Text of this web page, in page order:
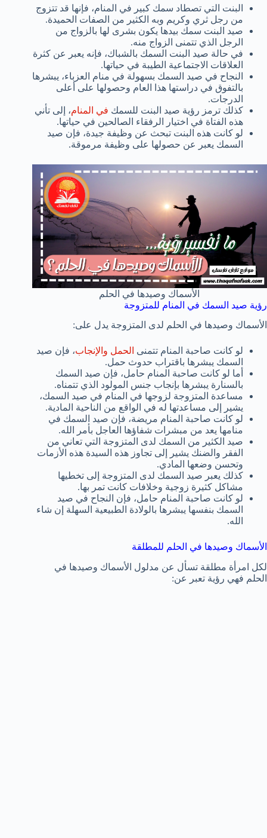
البنت التي تصطاد سمك كبير في المنام، فإنها قد تتزوج
من رجل ثري وكريم وبه الكثير من الصفات الحميدة.
صيد البنت سمك بيدها يكون بشرى لها بالزواج من
الرجل الذي تتمنى الزواج منه.
في حالة صيد البنت السمك بالشباك، فإنه يعبر عن كثرة
العلاقات الاجتماعية الطيبة في حياتها.
النجاح في صيد السمك بسهولة في منام العزباء، يبشرها
بالتفوق في دراستها هذا العام وحصولها على أعلى
الدرجات.
كذلك ترمز رؤية صيد البنت للسمك في المنام، إلى تأني
هذه الفتاة في اختيار الرفقاء الصالحين في حياتها.
لو كانت هذه البنت تبحث عن وظيفة جيدة، فإن صيد
السمك يعبر عن حصولها على وظيفة مرموقة.
الأسماك وصيدها في الحلم
رؤية صيد السمك في المنام للمتزوجة
الأسماك وصيدها في الحلم لدى المتزوجة يدل على:
لو كانت صاحبة المنام تتمنى الحمل والإنجاب، فإن صيد
السمك يبشرها باقتراب حدوث حمل.
أما لو كانت صاحبة المنام حامل، فإن صيد السمك
بالسنارة يبشرها بإنجاب جنس المولود الذي تتمناه.
مساعدة المتزوجة لزوجها في المنام في صيد السمك،
يشير إلى مساعدتها له في الواقع من الناحية المادية.
لو كانت صاحبة المنام مريضة، فإن صيد السمك في
منامها يعد من مبشرات شفاؤها العاجل بأمر الله.
صيد الكثير من السمك لدى المتزوجة التي تعاني من
الفقر والضنك يشير إلى تجاوز هذه السيدة هذه الأزمات
وتحسن وضعها المادي.
كذلك يعبر صيد السمك لدى المتزوجة إلى تخطيها
مشاكل كثيرة زوجية وخلافات كانت تمر بها.
لو كانت صاحبة المنام حامل، فإن النجاح في صيد
السمك بنفسها يبشرها بالولادة الطبيعية السهلة إن شاء
الله.
الأسماك وصيدها في الحلم للمطلقة
لكل امرأة مطلقة تسأل عن مدلول الأسماك وصيدها في
الحلم فهي رؤية تعبر عن: